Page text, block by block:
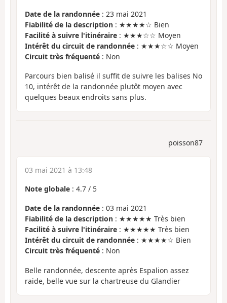
Date de la randonnée : 23 mai 2021
Fiabilité de la description : ★★★★☆ Bien
Facilité à suivre l'itinéraire : ★★★☆☆ Moyen
Intérêt du circuit de randonnée : ★★★☆☆ Moyen
Circuit très fréquenté : Non
Parcours bien balisé il suffit de suivre les balises No
10, intérêt de la randonnée plutôt moyen avec
quelques beaux endroits sans plus.
poisson87
03 mai 2021 à 13:48
Note globale : 4.7 / 5
Date de la randonnée : 03 mai 2021
Fiabilité de la description : ★★★★★ Très bien
Facilité à suivre l'itinéraire : ★★★★★ Très bien
Intérêt du circuit de randonnée : ★★★★☆ Bien
Circuit très fréquenté : Non
Belle randonnée, descente après Espalion assez
raide, belle vue sur la chartreuse du Glandier